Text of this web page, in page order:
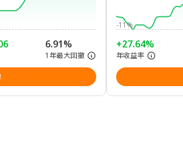
6.91%
1年最大回撤
-11%
+27.64%
年收益率